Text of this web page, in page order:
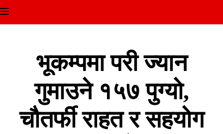
भूकम्पमा परी ज्यान
गुमाउने १५७ पुग्यो,
चौतर्फी राहत र सहयोग